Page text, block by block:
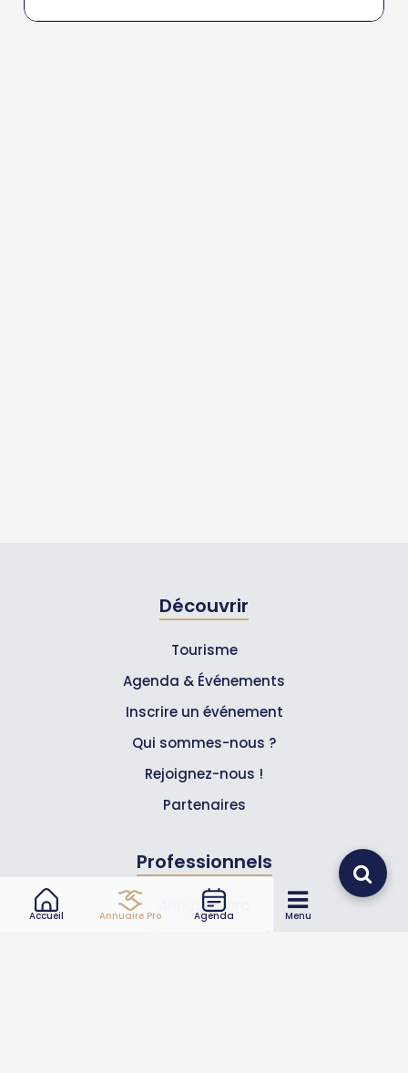
Accueil Annuaire Pro Agenda Menu
Découvrir
Tourisme
Agenda & Événements
Inscrire un événement
Qui sommes-nous ?
Rejoignez-nous !
Partenaires
Professionnels
Annuaire pro